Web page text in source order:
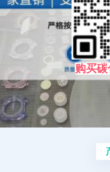
购买